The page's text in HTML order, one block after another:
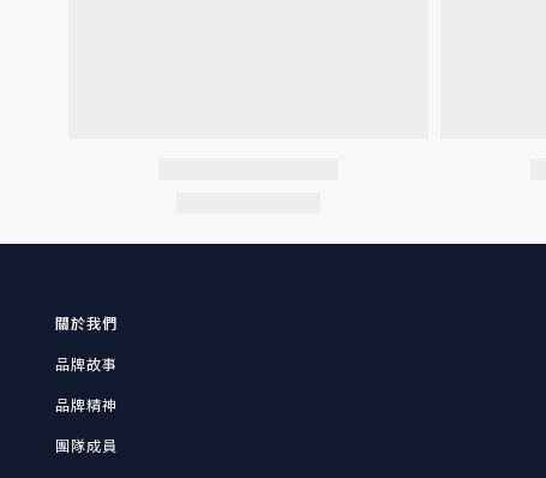
關於我們
品牌故事
品牌精神
團隊成員